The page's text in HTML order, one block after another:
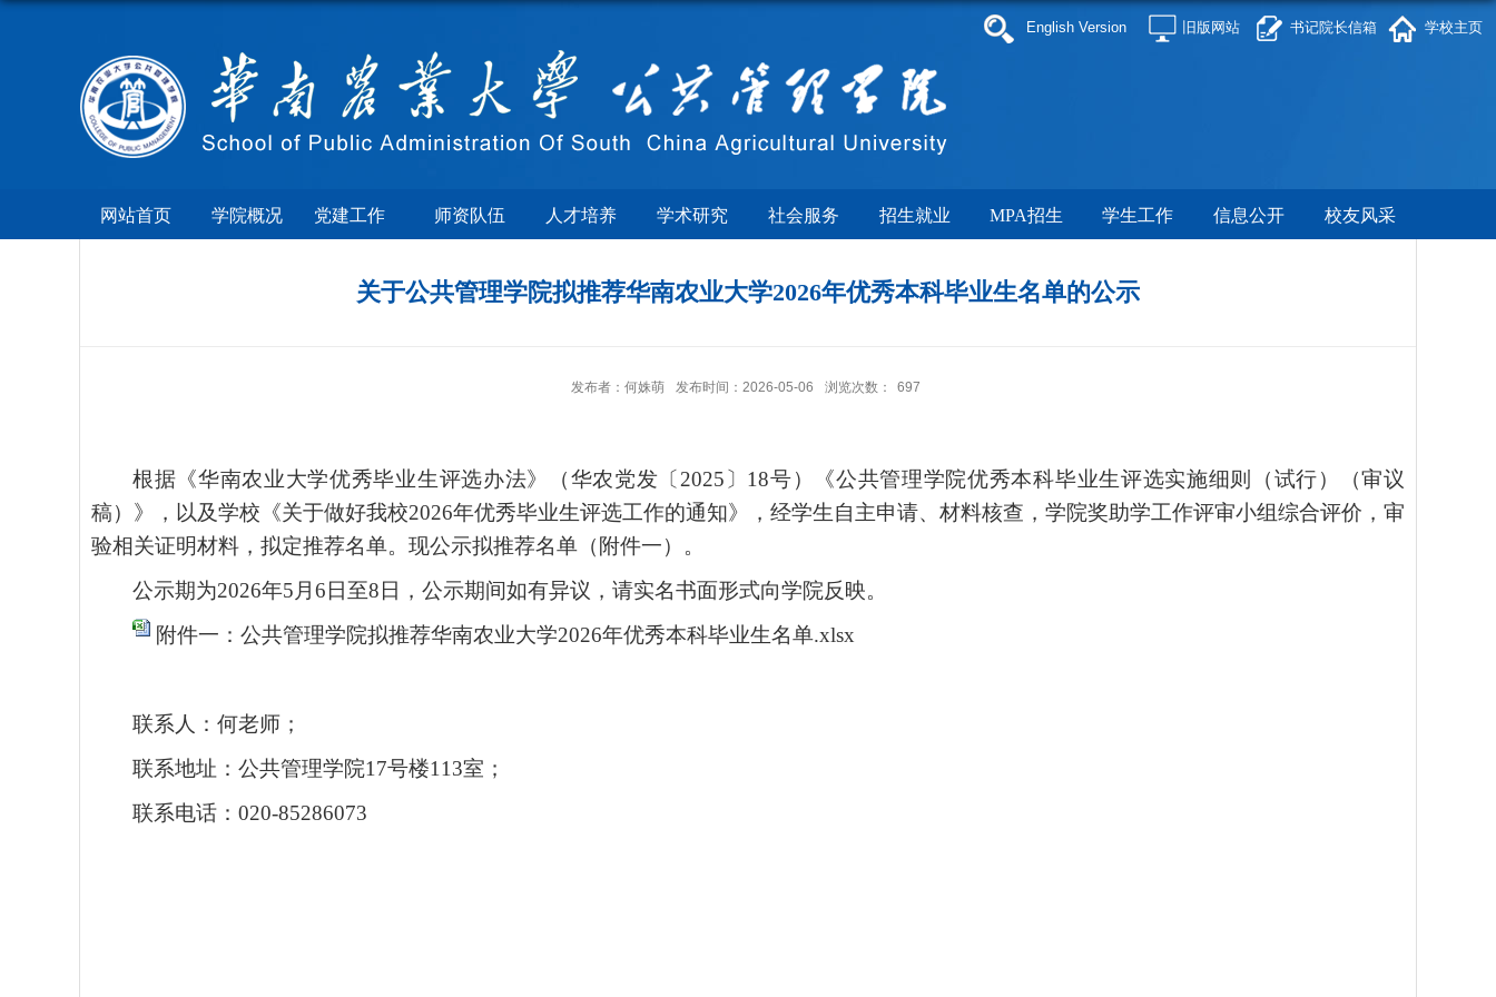
English Version 旧版网站 书记院长信箱 学校主页
网站首页 学院概况 党建工作 师资队伍 人才培养 学术研究 社会服务 招生就业 MPA招生 学生工作 信息公开 校友风采
关于公共管理学院拟推荐华南农业大学2026年优秀本科毕业生名单的公示
发布者：何姝萌 发布时间：2026-05-06 浏览次数： 697
根据《华南农业大学优秀毕业生评选办法》（华农党发〔 2025〕18号）《公共管理学院优秀本科毕业生评选实施细则（试行）（审议
稿）》
， 以及学校《关于做好我校2026年优秀毕业生评选工作的通知》，经学生自主申请、材料核查， 学院奖助学工作评审小组综合评价，审
验相关证明材料，拟定推荐名单。现公示拟推荐名单（附件一）。
公示期为2026年5 月 6 日至8 日，公示期间如有异议，请实名书面形式向学院反映。
附件一：公共管理学院拟推荐华南农业大学2026年优秀本科毕业生名单.xlsx
联系人： 何老师；
联系地址：公共管理学院17号楼113室；
联系电话： 020-85286073